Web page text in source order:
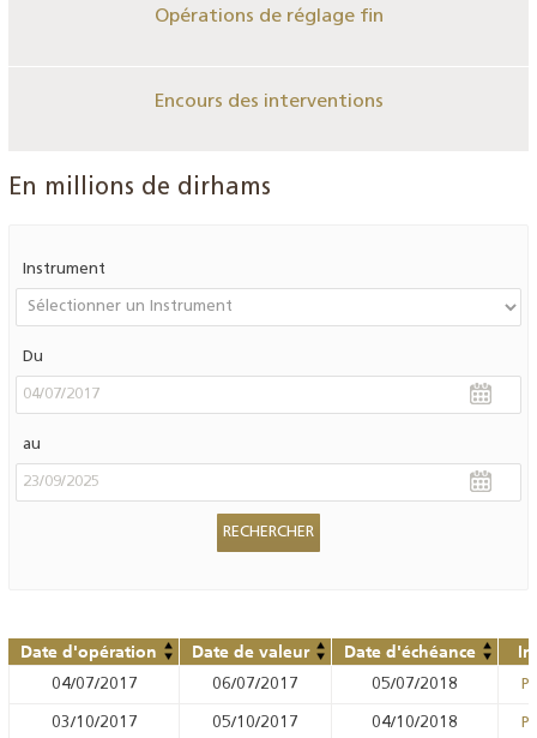
Opérations de réglage fin
Encours des interventions
En millions de dirhams
Instrument
Du
au
Date d'opération Date de valeur Date d'échéance
04/07/2017 06/07/2017 05/07/2018
03/10/2017 05/10/2017 04/10/2018